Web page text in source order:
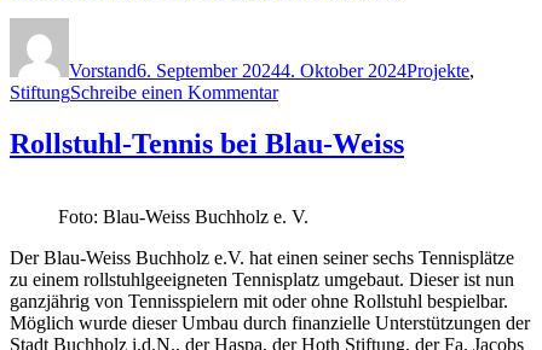
Vorstand6. September 20244. Oktober 2024Projekte,
StiftungSchreibe einen Kommentarzu
eines
Fitnessparcours
Waldschule
Rollstuhl-Tennis bei Blau-Weiss
Foto: Blau-Weiss Buchholz e. V.
Der Blau-Weiss Buchholz e.V. hat einen seiner sechs Tennisplätze
zu einem rollstuhlgeeigneten Tennisplatz umgebaut. Dieser ist nun
ganzjährig von Tennisspielern mit oder ohne Rollstuhl bespielbar.
Möglich wurde dieser Umbau durch finanzielle Unterstützungen der
Stadt Buchholz i.d.N., der Haspa, der Hoth Stiftung, der Fa. Jacobs